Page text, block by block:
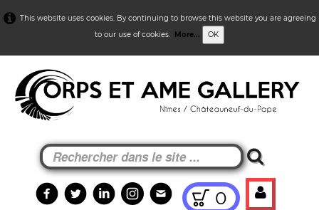
This website uses cookies. By continuing to browse this website you are agreeing
to our use of cookies. More... OK
0